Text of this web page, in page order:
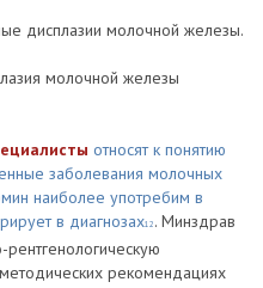
дисплазии молочной железы.
молочной железы
относят к понятию
заболевания молочных
наиболее употребим в
в диагнозах12 . Минздрав
рекомендациях